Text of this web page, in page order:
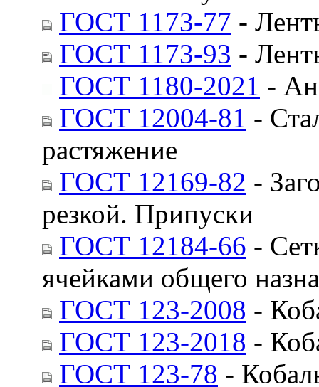
ГОСТ 1173-77 -
ГОСТ 1173-93 -
ГОСТ 1180-2021 -
ГОСТ 12004-81 -
растяжение
ГОСТ 12169-82 -
резкой. Припуски
ГОСТ 12184-66 -
ячейками общего
ГОСТ 123-2008 -
ГОСТ 123-2018 -
ГОСТ 123-78 -